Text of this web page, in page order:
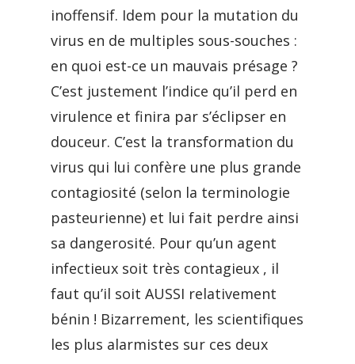
inoffensif. Idem pour la mutation du
virus en de multiples sous-souches :
en quoi est-ce un mauvais présage ?
C’est justement l’indice qu’il perd en
virulence et finira par s’éclipser en
douceur. C’est la transformation du
virus qui lui confère une plus grande
contagiosité (selon la terminologie
pasteurienne) et lui fait perdre ainsi
sa dangerosité. Pour qu’un agent
infectieux soit très contagieux , il
faut qu’il soit AUSSI relativement
bénin ! Bizarrement, les scientifiques
les plus alarmistes sur ces deux